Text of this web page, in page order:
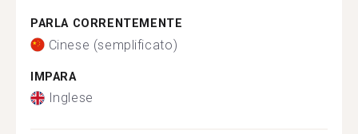
PARLA CORRENTEMENTE
Cinese (semplificato)
IMPARA
Inglese